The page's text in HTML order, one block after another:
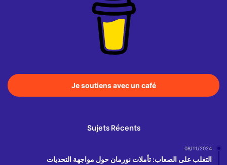
Je soutiens avec un café
Sujets Récents
08/11/2024
التغلب على الصعاب: تأملات نورمان حول مواجهة التحديات